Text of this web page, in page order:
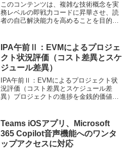
このコンテンツは、複雑な技術概念を実
務レベルの即戦力コードに昇華させ、読
者の自己解決能力を高めることを目的と
掘解説 → 運用リスク回避トーン：プロフ
ェッ...
IPA午前Ⅱ：EVMによるプロジェ
クト状況評価（コスト差異とスケ
ジュール差異）
IPA午前Ⅱ：EVMによるプロジェクト状
況評価（コスト差異とスケジュール差
異）プロジェクトの進捗を金銭的価値で
Geminiの出力をプロンプト工学で整理し
た業務ドラフト（未検...
Teams iOSアプリ、Microsoft
365 Copilot音声機能へのワンタ
ップアクセスに対応